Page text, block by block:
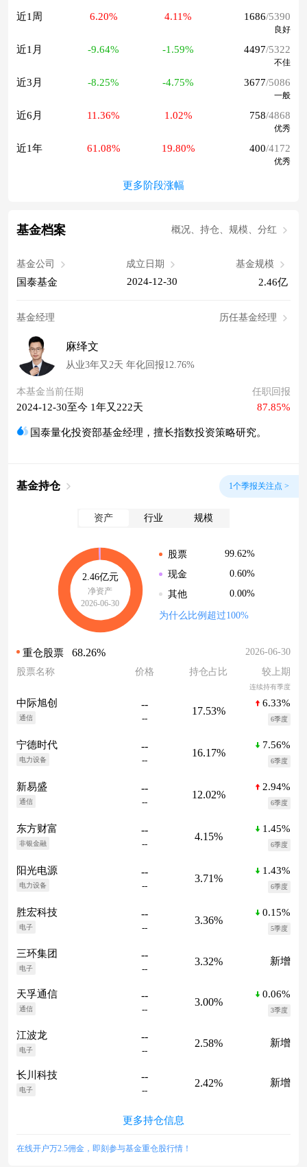
近1周 6.20% 4.11% 1686/5390
良好
近1月 -9.64% -1.59% 4497/5322
不佳
近3月 -8.25% -4.75% 3677/5086
一般
近6月 11.36% 1.02% 758/4868
优秀
近1年 61.08% 19.80% 400/4172
优秀
更多阶段涨幅
基金档案 概况、持仓、规模、分红
基金公司
国泰基金
成立日期
2024-12-30
基金规模
2.46亿
基金经理 历任基金经理
麻绎文
从业3年又2天 年化回报12.76%
本基金当前任期
2024-12-30至今 1年又222天
任职回报
87.85%
国泰量化投资部基金经理，擅长指数投资策略研究。
基金持仓 1个季报关注点 >
资产 行业 规模
2.46亿元
净资产
2026-06-30
股票
99.62%
现金
0.60%
其他
0.00%
为什么比例超过100%
重仓股票 68.26%
2026-06-30
股票名称
价格 持仓占比 较上期
连续持有季度
中际旭创
通信
--
--
17.53%
6.33%
6季度
宁德时代
电力设备
--
--
16.17%
7.56%
6季度
新易盛
通信
--
--
12.02%
2.94%
6季度
东方财富
非银金融
--
--
4.15%
1.45%
6季度
阳光电源
电力设备
--
--
3.71%
1.43%
6季度
胜宏科技
电子
--
--
3.36%
0.15%
5季度
三环集团
电子
--
--
3.32% 新增
天孚通信
通信
--
--
3.00%
0.06%
3季度
江波龙
电子
--
--
2.58% 新增
长川科技
电子
--
--
2.42% 新增
更多持仓信息
在线开户万2.5佣金，即刻参与基金重仓股行情！